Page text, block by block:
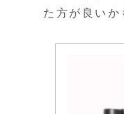
た方が良いか